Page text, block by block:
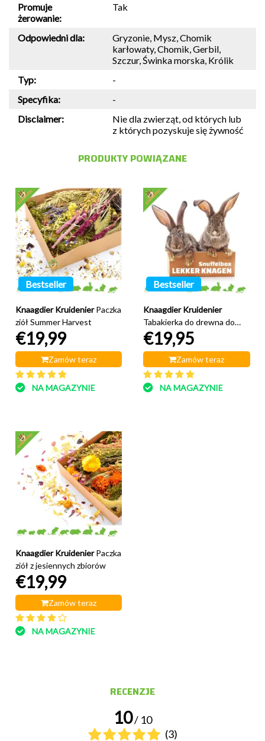
Promuje
żerowanie:
Tak
Odpowiedni dla:
Gryzonie, Mysz, Chomik
karłowaty, Chomik, Gerbil,
Szczur, Świnka morska, Królik
Typ:
-
Specyfika:
-
Disclaimer:
Nie dla zwierząt, od których lub
z których pozyskuje się żywność
PRODUKTY POWIĄZANE
Bestseller
Knaagdier Kruidenier Paczka
ziół Summer Harvest
€19,99
Zamów teraz
NA MAGAZYNIE
Bestseller
Knaagdier Kruidenier
Tabakierka do drewna do
żucia o smaku smacznego
drewna
€19,95
Zamów teraz
NA MAGAZYNIE
Knaagdier Kruidenier Paczka
ziół z jesiennych zbiorów
€19,99
Zamów teraz
NA MAGAZYNIE
RECENZJE
10/ 10
(3)